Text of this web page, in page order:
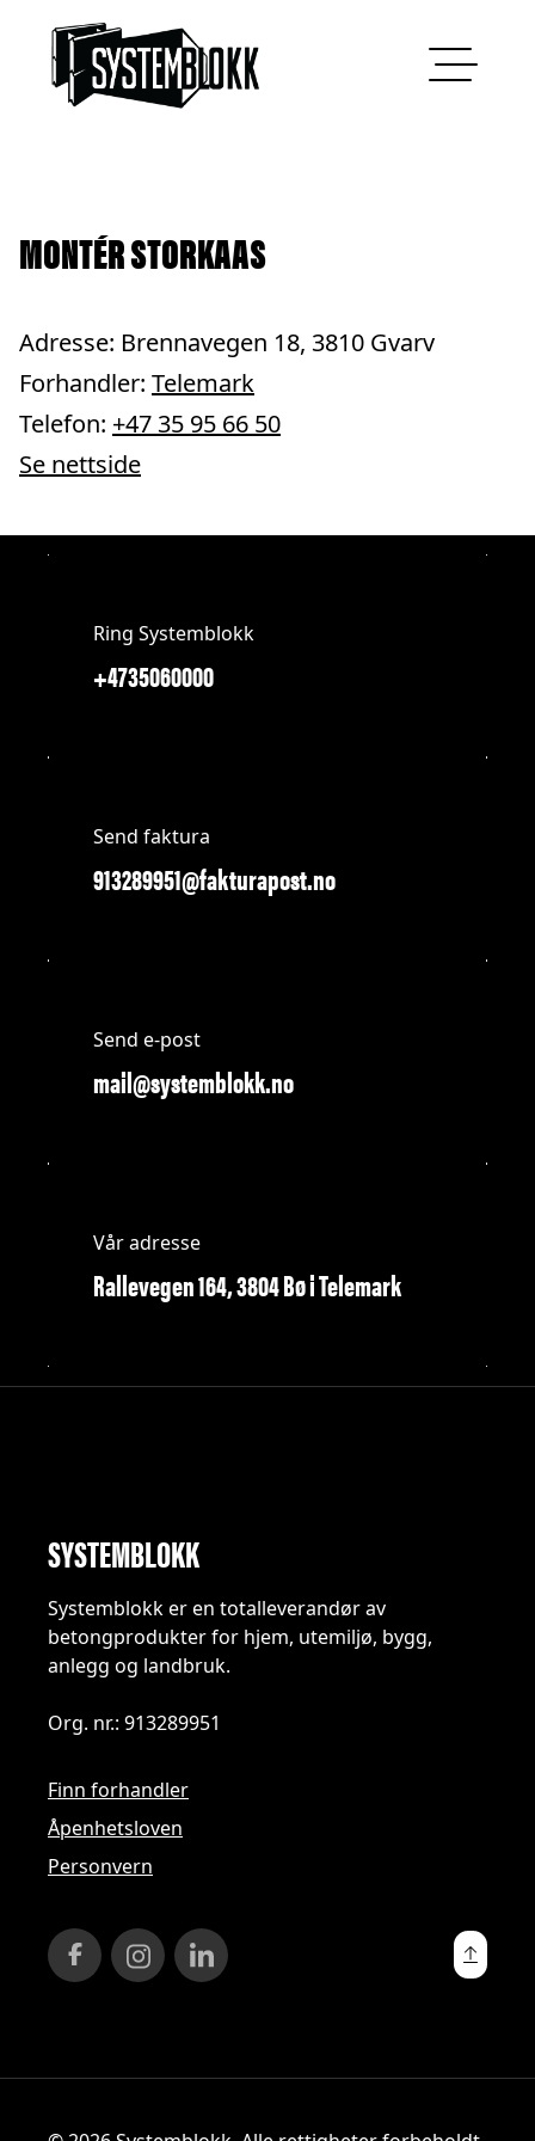
MONTÉR STORKAAS
Adresse: Brennavegen 18, 3810 Gvarv
Forhandler: Telemark
Telefon: +47 35 95 66 50
Se nettside
Ring Systemblokk
+4735060000
Send faktura
913289951@fakturapost.no
Send e-post
mail@systemblokk.no
Vår adresse
Rallevegen 164, 3804 Bø i Telemark
SYSTEMBLOKK
Systemblokk er en totalleverandør av
betongprodukter for hjem, utemiljø, bygg,
anlegg og landbruk.
Org. nr.: 913289951
Finn forhandler
Åpenhetsloven
Personvern